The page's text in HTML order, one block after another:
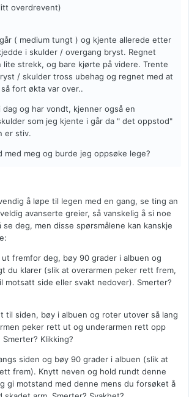
overdrevent)
( medium tungt ) og kjente allerede etter
i skulder / overgang bryst. Regnet
lite strekk, og bare kjørte på videre. Trente
/ skulder tross ubehag og regnet med at
fort økta var over..
og har vondt, kjenner også en
som jeg kjente i går da " det oppstod"
er stiv.
med meg og burde jeg oppsøke lege?
å løpe til legen med en gang, se ting an
avanserte greier, så vanskelig å si noe
deg, men disse spørsmålene kan kanskje
ut fremfor deg, bøy 90 grader i albuen og
du klarer (slik at overarmen peker rett frem,
motsatt side eller svakt nedover). Smerter?
til siden, bøy i albuen og roter utover så lang
peker rett ut og underarmen rett opp
Klikking?
siden og bøy 90 grader i albuen (slik at
frem). Knytt neven og hold rundt denne
gi motstand med denne mens du forsøket å